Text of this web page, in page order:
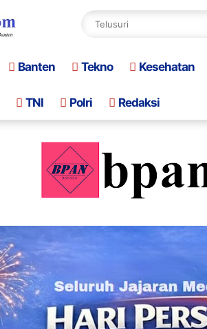
Banten Tekno Kesehatan
TNI Polri Redaksi